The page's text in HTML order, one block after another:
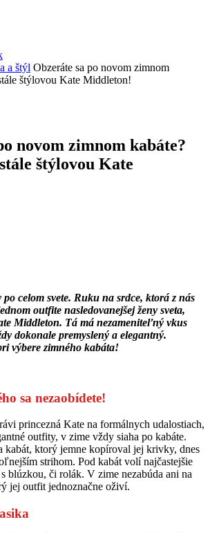
a štýl Obzeráte sa po novom zimnom
štýlovou Kate Middleton!
novom zimnom kabáte?
štýlovou Kate
celom svete. Ruku na srdce, ktorá z nás
outfite nasledovanejšej ženy sveta,
Middleton. Tá má nezameniteľný vkus
dokonale premyslený a elegantný.
výbere zimného kabáta!
sa nezaobídete!
princezná Kate na formálnych udalostiach,
outfity, v zime vždy siaha po kabáte.
ktorý jemne kopíroval jej krivky, dnes
strihom. Pod kabát volí najčastejšie
blúzkou, či rolák. V zime nezabúda ani na
jej outfit jednoznačne oživí.